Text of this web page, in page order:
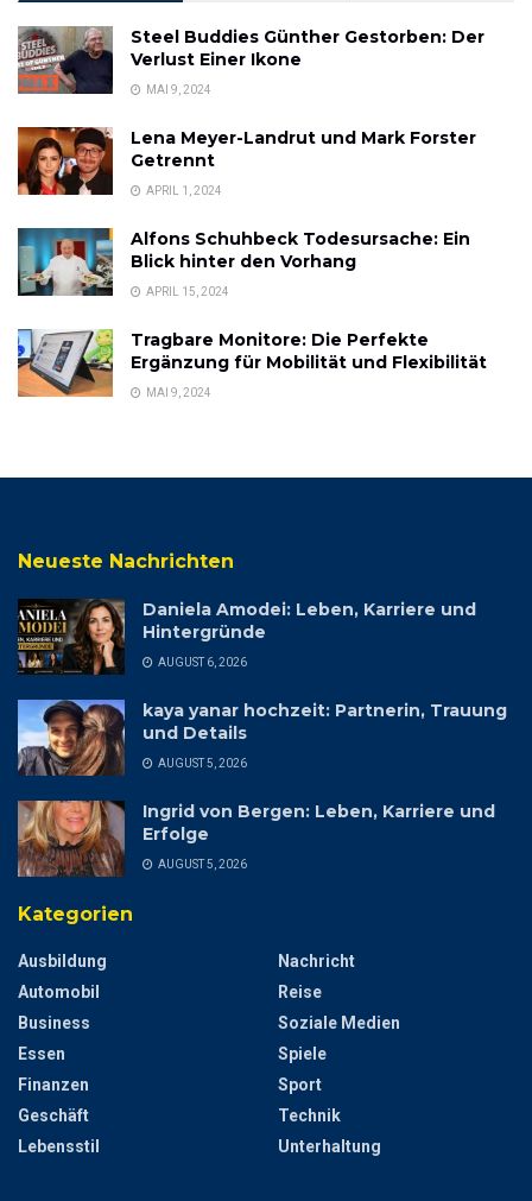
Steel Buddies Günther Gestorben: Der
Verlust Einer Ikone
MAI 9, 2024
Lena Meyer-Landrut und Mark Forster
Getrennt
APRIL 1, 2024
Alfons Schuhbeck Todesursache: Ein
Blick hinter den Vorhang
APRIL 15, 2024
Tragbare Monitore: Die Perfekte
Ergänzung für Mobilität und Flexibilität
MAI 9, 2024
Neueste Nachrichten
Daniela Amodei: Leben, Karriere und
Hintergründe
AUGUST 6, 2026
kaya yanar hochzeit: Partnerin, Trauung
und Details
AUGUST 5, 2026
Ingrid von Bergen: Leben, Karriere und
Erfolge
AUGUST 5, 2026
Kategorien
Ausbildung
Automobil
Business
Essen
Finanzen
Geschäft
Lebensstil
Nachricht
Reise
Soziale Medien
Spiele
Sport
Technik
Unterhaltung